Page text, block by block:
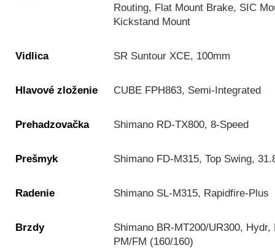
Routing, Flat Mount Brake, SIC
Kickstand Mount
Vidlica SR Suntour XCE, 100mm
Hlavové zloženie CUBE FPH863, Semi-Integrated
Prehadzovačka Shimano RD-TX800, 8-Speed
Prešmyk Shimano FD-M315, Top Swing,
Radenie Shimano SL-M315, Rapidfire-Plus
Brzdy
Shimano BR-MT200/UR300,
PM/FM (160/160)